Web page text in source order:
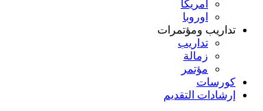
أمريكا
اوروبا
تداريب ومؤتمرات
تداريب
زمالة
مؤتمر
كورسات
إرشادات التقديم